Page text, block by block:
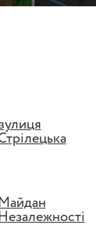
Майдан
Незалежності